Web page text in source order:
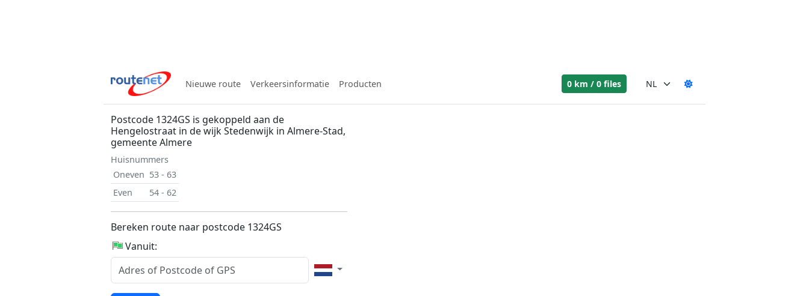
Nieuwe route Verkeersinformatie Producten 0 km / 0 files
Postcode 1324GS is gekoppeld aan de
Hengelostraat in de wijk Stedenwijk in Almere-Stad,
gemeente Almere
Huisnummers
Oneven 53 - 63
Even
54 - 62
Bereken route naar postcode 1324GS
Vanuit: